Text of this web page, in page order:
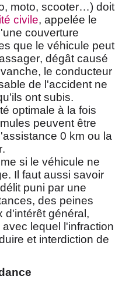
moto, scooter…) doit
civile, appelée le
couverture
que le véhicule peut
dégât causé
le conducteur
de l'accident ne
ont subis.
optimale à la fois
peuvent être
0 km ou la
si le véhicule ne
Il faut aussi savoir
puni par une
des peines
d'intérêt général,
lequel l'infraction
et interdiction de